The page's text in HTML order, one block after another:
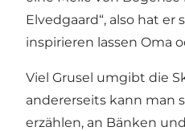
Elvedgaard“, also hat
inspirieren lassen Oma
Viel Grusel umgibt die
andererseits kann man
erzählen, an Bänken